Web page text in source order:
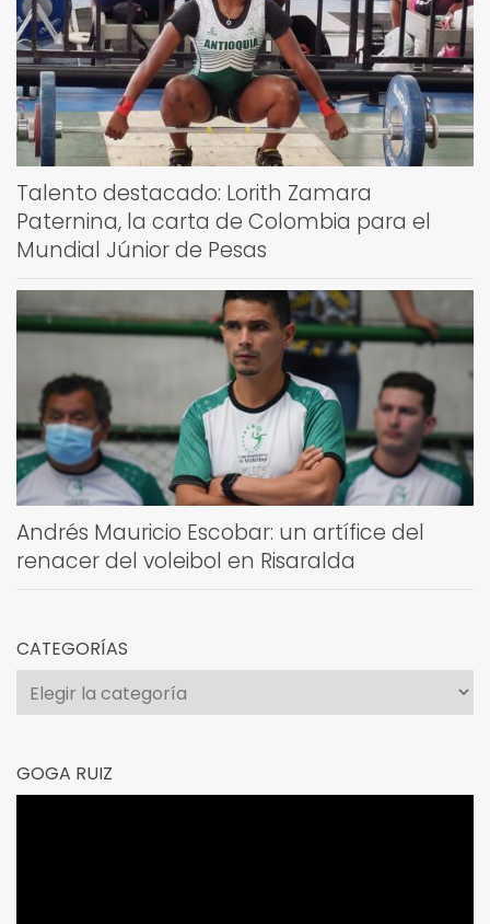
Talento destacado: Lorith Zamara
Paternina, la carta de Colombia para el
Mundial Júnior de Pesas
Andrés Mauricio Escobar: un artífice del
renacer del voleibol en Risaralda
CATEGORÍAS
Categorías
GOGA RUIZ